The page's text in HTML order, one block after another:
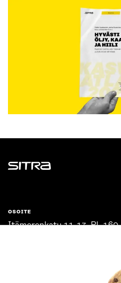
Sitra
OSOITE
Itämerenkatu 11-13, PL 160,